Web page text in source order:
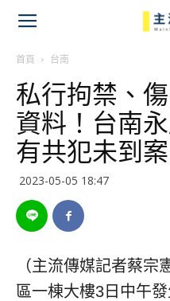
首頁 台南
私行拘禁、
資料！台南
有共犯未到案
2023-05-05 18:47
（主流傳媒記者蔡宗
區一棟大樓3日中午